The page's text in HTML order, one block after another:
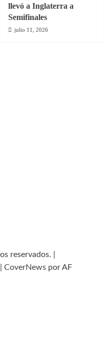
llevó a Inglaterra a
Semifinales
julio 11, 2026
reservados. |
CoverNewspor AF